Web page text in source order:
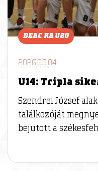
DEAC KA U20
2026.05.04
U14: Tripla
Szendrei József
találkozóját
bejutott a